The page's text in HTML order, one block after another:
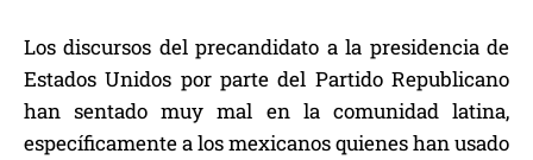
Los discursos del precandidato a la presidencia de
Estados Unidos por parte del Partido Republicano
han sentado muy mal en la comunidad latina,
específicamente a los mexicanos quienes han usado